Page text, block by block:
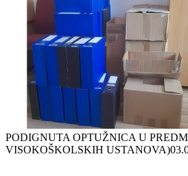
PODIGNUTA OPTUŽNICA U
VISOKOŠKOLSKIH USTANOVA)